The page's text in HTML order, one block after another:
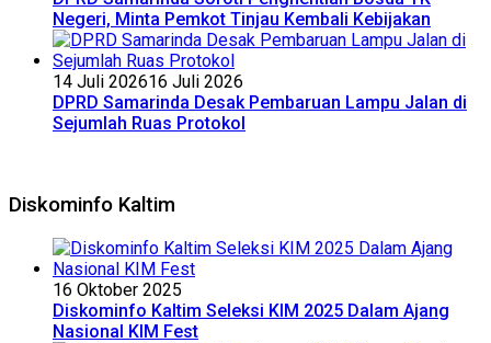
Negeri, Minta Pemkot Tinjau Kembali Kebijakan
14 Juli 202616 Juli 2026
DPRD Samarinda Desak Pembaruan Lampu Jalan di
Sejumlah Ruas Protokol
Diskominfo Kaltim
16 Oktober 2025
Diskominfo Kaltim Seleksi KIM 2025 Dalam Ajang
Nasional KIM Fest